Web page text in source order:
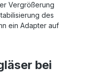
unter
Ihre Fragen per
Vergrößerung
des
ein Adapter auf
bei